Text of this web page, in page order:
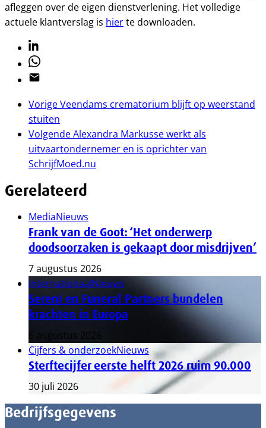
afleggen over de eigen dienstverlening. Het volledige
actuele klantverslag is hierte downloaden.
Linkedin
Whatsapp
Email
VorigeVeendams crematorium blijft op weerstand
stuiten
VolgendeAlexandra Markusse werkt als
uitvaartondernemer en is oprichter van
SchrijfMoed.nu
Gerelateerd
MediaNieuws
Frank van de Goot: ‘Het onderwerp
doodsoorzaken is gekaapt door misdrijven’
7 augustus 2026
InternationaalNieuws
Sereni en Funeral Partners bundelen
krachten in Europa
6 augustus 2026
Cijfers & onderzoekNieuws
Sterftecijfer eerste helft 2026 ruim 90.000
30 juli 2026
Bedrijfsgegevens